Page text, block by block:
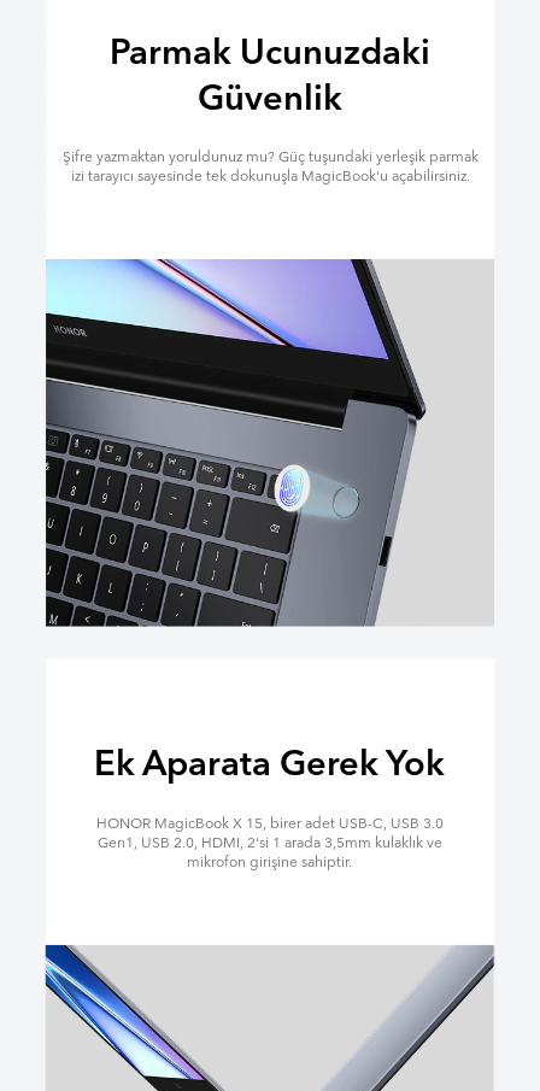
Parmak Ucunuzdaki
Güvenlik
Şifre yazmaktan yoruldunuz mu? Güç tuşundaki yerleşik parmak
izi tarayıcı sayesinde tek dokunuşla MagicBook'u açabilirsiniz.
Ek Aparata Gerek Yok
HONOR MagicBook X 15, birer adet USB-C, USB 3.0
Gen1, USB 2.0, HDMI, 2'si 1 arada 3,5mm kulaklık ve
mikrofon girişine sahiptir.